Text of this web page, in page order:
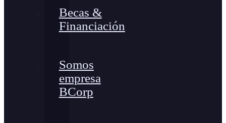
Becas &
Financiación
Somos
empresa
BCorp